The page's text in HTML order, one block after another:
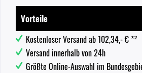
Vorteile
Kostenloser Versand ab 102,34,- € *²
Versand innerhalb von 24h
Größte Online-Auswahl im